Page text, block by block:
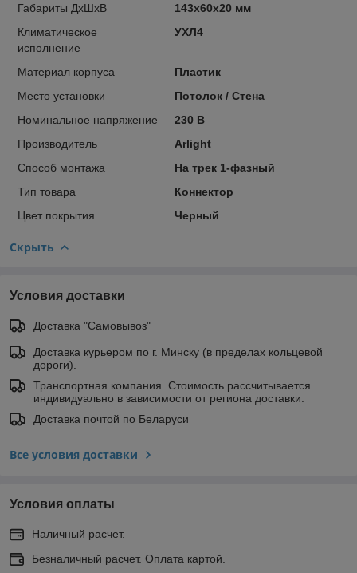
Габариты ДхШхВ
143х60х20 мм
Климатическое
исполнение
УХЛ4
Материал корпуса
Пластик
Место установки
Потолок / Cтена
Номинальное напряжение
230 В
Прoизвoдитель
Arlight
Способ монтажа
На трек 1-фазный
Тип товара
Коннектор
Цвет покрытия
Черный
Скрыть
Условия доставки
Доставка "Самовывоз"
Доставка курьером по г. Минску (в пределах кольцевой
дороги).
Транспортная компания. Стоимость рассчитывается
индивидуально в зависимости от региона доставки.
Доставка почтой по Беларуси
Все условия доставки
Условия оплаты
Наличный расчет.
Безналичный расчет. Оплата картой.